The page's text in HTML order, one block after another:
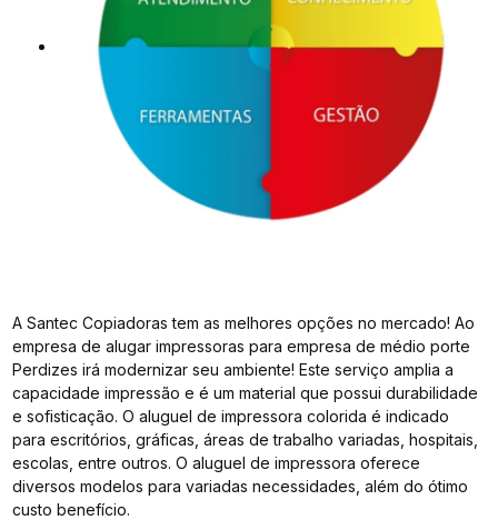
A Santec Copiadoras tem as melhores opções no mercado! Ao
empresa de alugar impressoras para empresa de médio porte
Perdizes irá modernizar seu ambiente! Este serviço amplia a
capacidade impressão e é um material que possui durabilidade
e sofisticação. O aluguel de impressora colorida é indicado
para escritórios, gráficas, áreas de trabalho variadas, hospitais,
escolas, entre outros. O aluguel de impressora oferece
diversos modelos para variadas necessidades, além do ótimo
custo benefício.